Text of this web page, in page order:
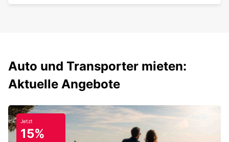
Auto und Transporter mieten:
Aktuelle Angebote
Jetzt
15%